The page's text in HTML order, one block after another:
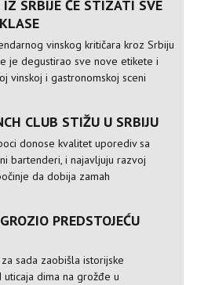
SRBIJE ĆE STIZATI SVE
vinskog kritičara kroz Srbiju
je degustirao sve nove etikete i
vinskoj i gastronomskoj sceni
CLUB STIŽU U SRBIJU
donose kvalitet uporediv sa
bartenderi, i najavljuju razvoj
da dobija zamah
PREDSTOJEĆU
sada zaobišla istorijske
dima na grožđe u